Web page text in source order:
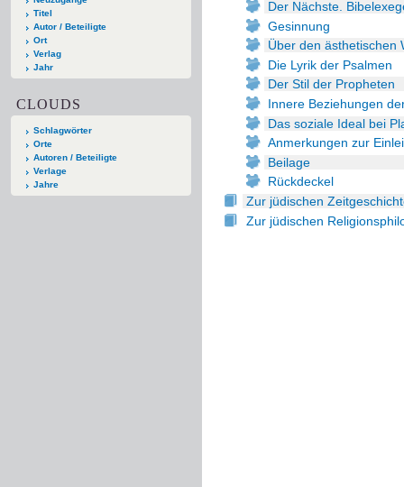
Titel
Autor / Beteiligte
Ort
Verlag
Jahr
CLOUDS
Schlagwörter
Orte
Autoren / Beteiligte
Verlage
Jahre
Der Nächste.
Gesinnung
Über den ästhetischen
Die Lyrik der Psalmen
Der Stil der Propheten
Innere Beziehungen
Das soziale Ideal bei
Anmerkungen zur
Beilage
Rückdeckel
Zur jüdischen
Zur jüdischen